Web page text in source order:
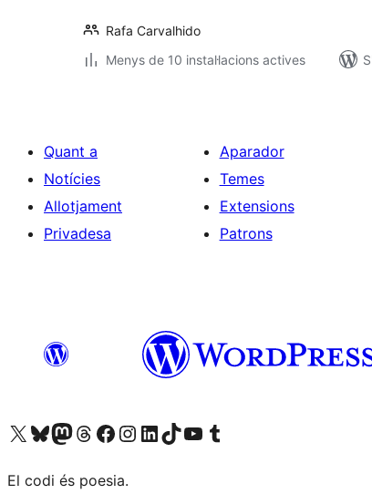
Rafa Carvalhido
Menys de 10 instal·lacions actives
Quant a
Notícies
Allotjament
Privadesa
Aparador
Temes
Extensions
Patrons
Visiteu el nostre compte X (abans Twitter)
Visiteu el nostre compte de Bluesky
Visiteu el nostre compte al Mastodon
Visiteu el nostre compte de Threads
Visiteu la nostra pàgina al Facebook
Visiteu el nostre compte d'Instagram
Visiteu el nostre compte de LinkedIn
Visiteu el nostre compte de TikTok
Visiteu el nostre canal al YouTube
Visiteu el nostre compte de Tumblr
El codi és poesia.